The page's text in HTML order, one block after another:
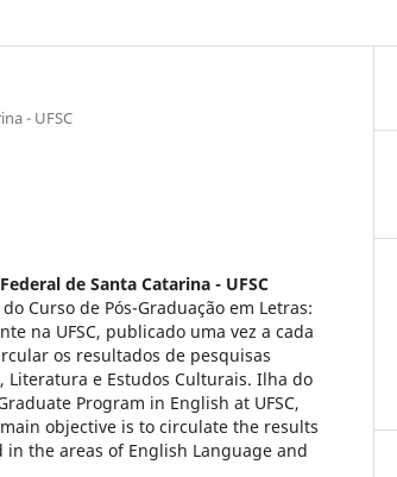
- UFSC
de Santa Catarina - UFSC
Curso de Pós-Graduação em Letras:
na UFSC, publicado uma vez a cada
os resultados de pesquisas
Literatura e Estudos Culturais. Ilha do
Program in English at UFSC,
objective is to circulate the results
the areas of English Language and